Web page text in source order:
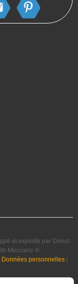
et exploité par Direct-
Meccano ®
Données personnelles